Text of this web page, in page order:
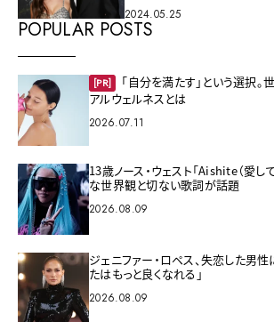
2024.05.25
POPULAR POSTS
[PR]
「自分を満たす」という選択。
アルウェルネスとは
2026.07.11
13歳ノース・ウェスト「Aishite（愛し
な世界観と切ない歌詞が話題
2026.08.09
ジェニファー・ロペス、失恋した男
たはもっと良くなれる」
2026.08.09